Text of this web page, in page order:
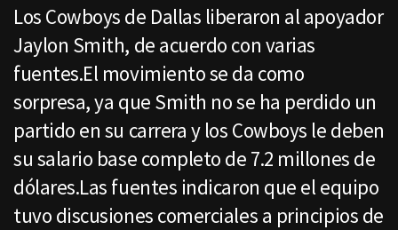
Los Cowboys de Dallas liberaron al apoyador
Jaylon Smith, de acuerdo con varias
fuentes.El movimiento se da como
sorpresa, ya que Smith no se ha perdido un
partido en su carrera y los Cowboys le deben
su salario base completo de 7.2 millones de
dólares.Las fuentes indicaron que el equipo
tuvo discusiones comerciales a principios de